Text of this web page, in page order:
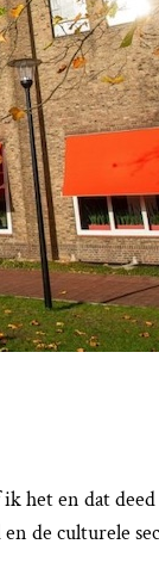
het en dat
de culturele